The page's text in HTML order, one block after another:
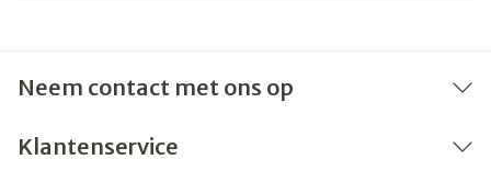
Neem contact met ons op
Klantenservice